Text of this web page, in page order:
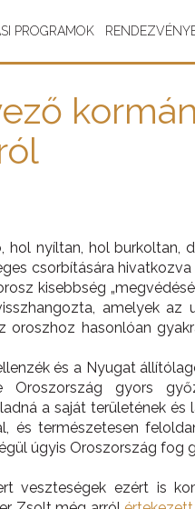
PROGRAMOK
nyíltan, hol burkoltan,
csorbítására
kisebbség
amelyek az
hasonlóan
és a Nyugat
gyors
a saját területének és
és természetesen
úgyis Oroszország fog
veszteségek ezért is